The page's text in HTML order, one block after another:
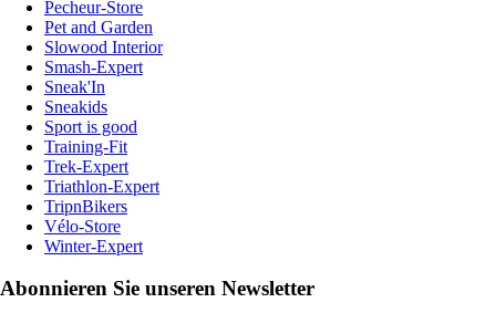
Pecheur-Store
Pet and Garden
Slowood Interior
Smash-Expert
Sneak'In
Sneakids
Sport is good
Training-Fit
Trek-Expert
Triathlon-Expert
TripnBikers
Vélo-Store
Winter-Expert
Abonnieren Sie unseren Newsletter